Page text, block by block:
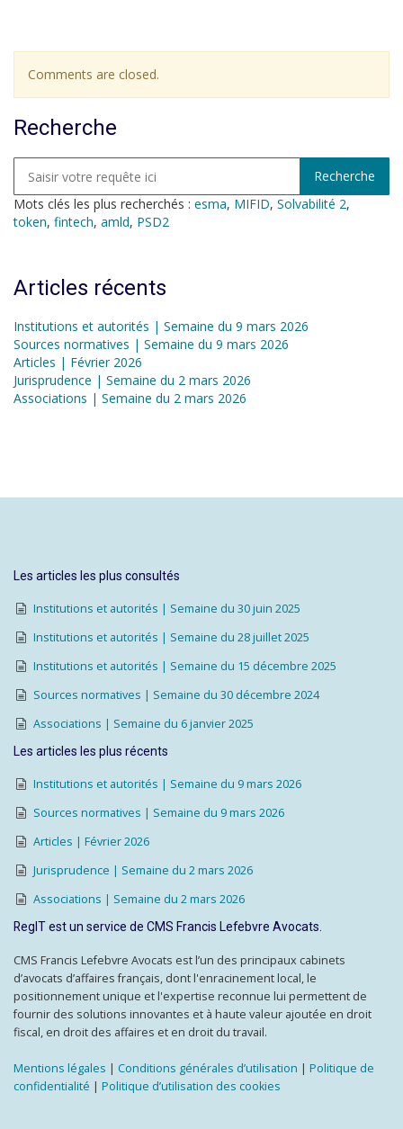
Comments are closed.
Recherche
Mots clés les plus recherchés : esma, MIFID, Solvabilité 2,
token, fintech, amld, PSD2
Articles récents
Institutions et autorités | Semaine du 9 mars 2026
Sources normatives | Semaine du 9 mars 2026
Articles | Février 2026
Jurisprudence | Semaine du 2 mars 2026
Associations | Semaine du 2 mars 2026
Les articles les plus consultés
Institutions et autorités | Semaine du 30 juin 2025
Institutions et autorités | Semaine du 28 juillet 2025
Institutions et autorités | Semaine du 15 décembre 2025
Sources normatives | Semaine du 30 décembre 2024
Associations | Semaine du 6 janvier 2025
Les articles les plus récents
Institutions et autorités | Semaine du 9 mars 2026
Sources normatives | Semaine du 9 mars 2026
Articles | Février 2026
Jurisprudence | Semaine du 2 mars 2026
Associations | Semaine du 2 mars 2026
RegIT est un service de CMS Francis Lefebvre Avocats.
CMS Francis Lefebvre Avocats est l’un des principaux cabinets
d’avocats d’affaires français, dont l'enracinement local, le
positionnement unique et l'expertise reconnue lui permettent de
fournir des solutions innovantes et à haute valeur ajoutée en droit
fiscal, en droit des affaires et en droit du travail.
Mentions légales | Conditions générales d’utilisation | Politique de
confidentialité | Politique d’utilisation des cookies